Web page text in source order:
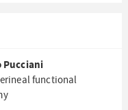
Pucciani
functional